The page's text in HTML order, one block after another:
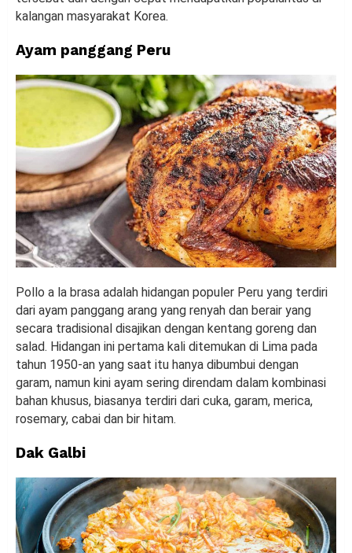
kalangan masyarakat Korea.
Ayam panggang Peru
Pollo a la brasa adalah hidangan populer Peru yang terdiri
dari ayam panggang arang yang renyah dan berair yang
secara tradisional disajikan dengan kentang goreng dan
salad. Hidangan ini pertama kali ditemukan di Lima pada
tahun 1950-an yang saat itu hanya dibumbui dengan
garam, namun kini ayam sering direndam dalam kombinasi
bahan khusus, biasanya terdiri dari cuka, garam, merica,
rosemary, cabai dan bir hitam.
Dak Galbi